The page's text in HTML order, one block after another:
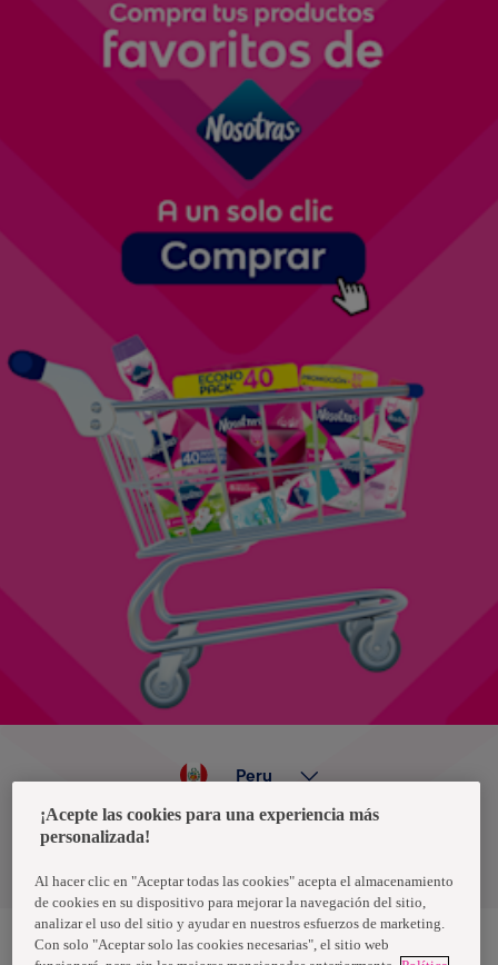
Política de privacidad de datos
Peru
¡Acepte las cookies para una experiencia más
personalizada!
Al hacer clic en "Aceptar todas las cookies" acepta el almacenamiento
de cookies en su dispositivo para mejorar la navegación del sitio,
analizar el uso del sitio y ayudar en nuestros esfuerzos de marketing.
Con solo "Aceptar solo las cookies necesarias", el sitio web